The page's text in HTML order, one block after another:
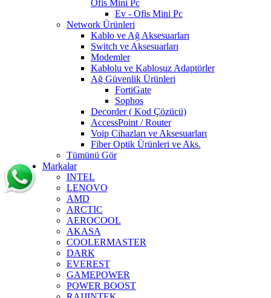
Ofis Mini Pc
Ev - Ofis Mini Pc
Network Ürünleri
Kablo ve Ağ Aksesuarları
Switch ve Aksesuarları
Modemler
Kablolu ve Kablosuz Adaptörler
Ağ Güvenlik Ürünleri
FortiGate
Sophos
Decorder ( Kod Çözücü)
AccessPoint / Router
Voip Cihazları ve Aksesuarları
Fiber Optik Ürünleri ve Aks.
Tümünü Gör
Markalar
INTEL
LENOVO
AMD
ARCTIC
AEROCOOL
AKASA
COOLERMASTER
DARK
EVEREST
GAMEPOWER
POWER BOOST